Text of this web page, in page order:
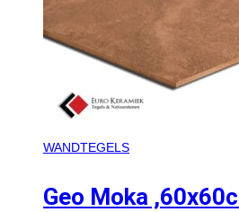
WANDTEGELS
Geo Moka